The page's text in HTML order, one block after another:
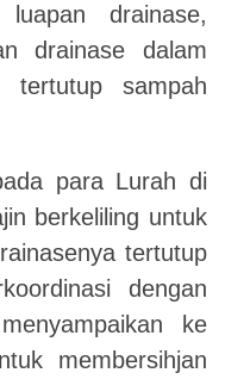
drainase,
drainase dalam
sampah
para Lurah di
berkeliling untuk
tertutup
dengan
ke
membersihjan